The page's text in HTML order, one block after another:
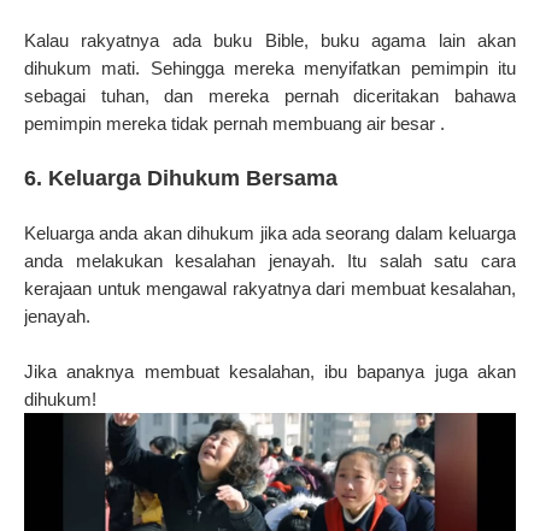
Kalau rakyatnya ada buku Bible, buku agama lain akan
dihukum mati. Sehingga mereka menyifatkan pemimpin itu
sebagai tuhan, dan mereka pernah diceritakan bahawa
pemimpin mereka tidak pernah membuang air besar .
6. Keluarga Dihukum Bersama
Keluarga anda akan dihukum jika ada seorang dalam keluarga
anda melakukan kesalahan jenayah. Itu salah satu cara
kerajaan untuk mengawal rakyatnya dari membuat kesalahan,
jenayah.
Jika anaknya membuat kesalahan, ibu bapanya juga akan
dihukum!